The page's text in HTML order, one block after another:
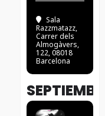
Sala
Razzmatazz,
Carrer dels
Almogàvers,
122, 08018
Barcelona